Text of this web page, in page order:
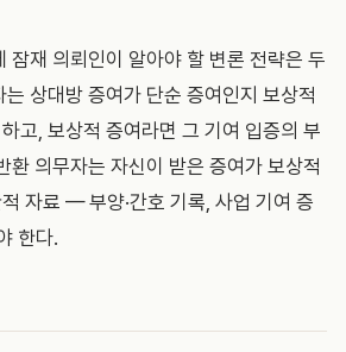
재 의뢰인이 알아야 할 변론 전략은 두
상대방 증여가 단순 증여인지 보상적
고, 보상적 증여라면 그 기여 입증의 부
환 의무자는 자신이 받은 증여가 보상적
자료 — 부양·간호 기록, 사업 기여 증
한다.